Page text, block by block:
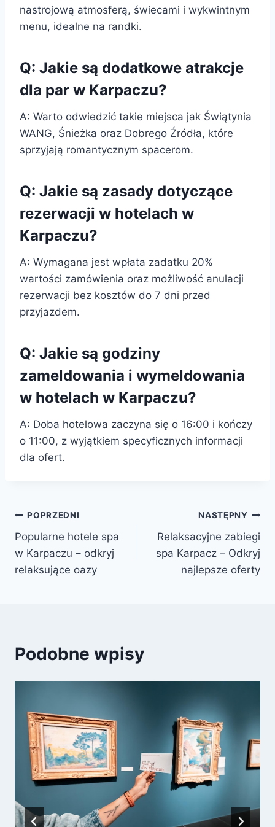
nastrojową atmosferą, świecami i wykwintnym
menu, idealne na randki.
Q: Jakie są dodatkowe atrakcje
dla par w Karpaczu?
A: Warto odwiedzić takie miejsca jak Świątynia
WANG, Śnieżka oraz Dobrego Źródła, które
sprzyjają romantycznym spacerom.
Q: Jakie są zasady dotyczące
rezerwacji w hotelach w
Karpaczu?
A: Wymagana jest wpłata zadatku 20%
wartości zamówienia oraz możliwość anulacji
rezerwacji bez kosztów do 7 dni przed
przyjazdem.
Q: Jakie są godziny
zameldowania i wymeldowania
w hotelach w Karpaczu?
A: Doba hotelowa zaczyna się o 16:00 i kończy
o 11:00, z wyjątkiem specyficznych informacji
dla ofert.
Nawigacja
wpisu
POPRZEDNI
Popularne hotele spa
w Karpaczu – odkryj
relaksujące oazy
NASTĘPNY
Relaksacyjne zabiegi
spa Karpacz – Odkryj
najlepsze oferty
Podobne wpisy